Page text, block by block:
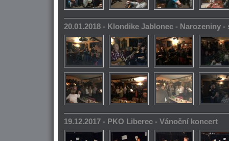
20.01.2018 - Klondike Jablonec - Narozeniny -
19.12.2017 - PKO Liberec - Vánoční koncert